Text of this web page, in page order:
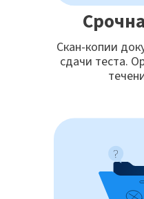
Скан-копии
сдачи теста.